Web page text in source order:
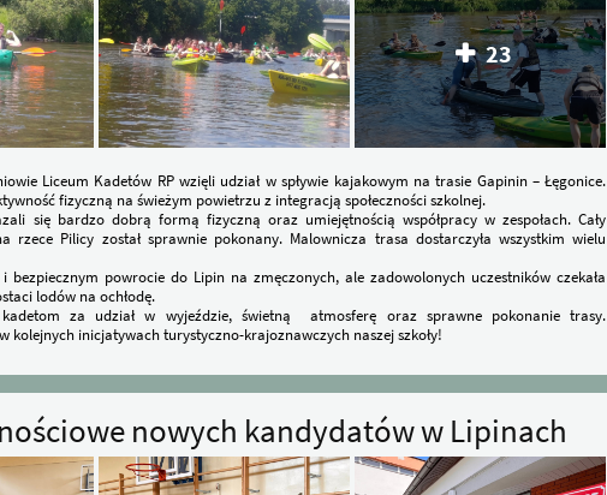
23
Liceum Kadetów RP wzięli udział w spływie kajakowym na trasie Gapinin – Łęgonice.
fizyczną na świeżym powietrzu z integracją społeczności szkolnej.
się bardzo dobrą formą fizyczną oraz umiejętnością współpracy w zespołach. Cały
rzece Pilicy został sprawnie pokonany. Malownicza trasa dostarczyła wszystkim wielu
i bezpiecznym powrocie do Lipin na zmęczonych, ale zadowolonych uczestników czekała
lodów na ochłodę.
kadetom za udział w wyjeździe, świetną atmosferę oraz sprawne pokonanie trasy.
kolejnych inicjatywach turystyczno-krajoznawczych naszej szkoły!
nowych kandydatów w Lipinach